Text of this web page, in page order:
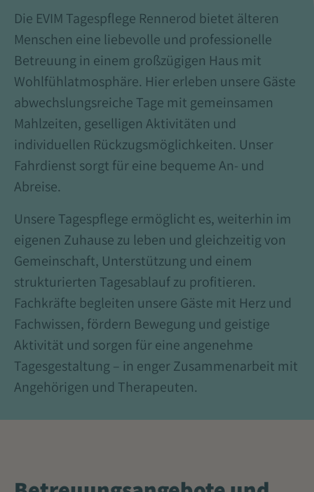
Die EVIM Tagespflege Rennerod bietet älteren
Menschen eine liebevolle und professionelle
Betreuung in einem großzügigen Haus mit
Wohlfühlatmosphäre. Hier erleben unsere Gäste
abwechslungsreiche Tage mit gemeinsamen
Mahlzeiten, geselligen Aktivitäten und
individuellen Rückzugsmöglichkeiten. Unser
Fahrdienst sorgt für eine bequeme An- und
Abreise.
Unsere Tagespflege ermöglicht es, weiterhin im
eigenen Zuhause zu leben und gleichzeitig von
Gemeinschaft, Unterstützung und einem
strukturierten Tagesablauf zu profitieren.
Fachkräfte begleiten unsere Gäste mit Herz und
Fachwissen, fördern Bewegung und geistige
Aktivität und sorgen für eine angenehme
Tagesgestaltung – in enger Zusammenarbeit mit
Angehörigen und Therapeuten.